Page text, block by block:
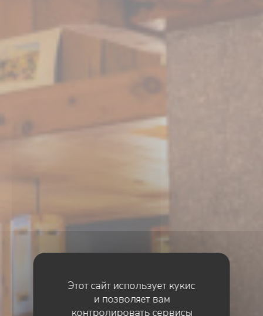
Этот сайт использует кукис
и позволяет вам
контролировать сервисы